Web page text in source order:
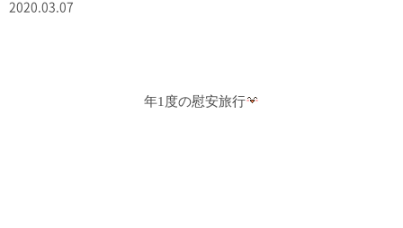
2020.03.07
年1度の慰安旅行